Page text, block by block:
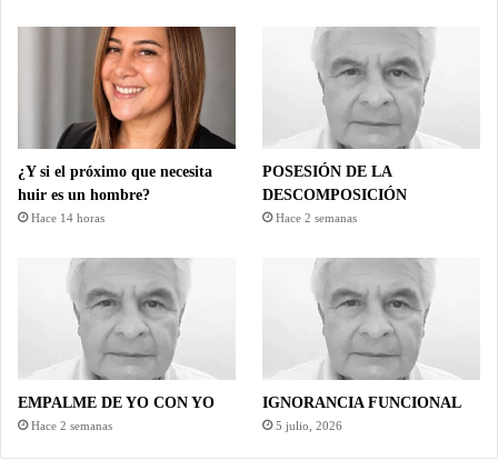
¿Y si el próximo que necesita
huir es un hombre?
Hace 14 horas
POSESIÓN DE LA
DESCOMPOSICIÓN
Hace 2 semanas
EMPALME DE YO CON YO
Hace 2 semanas
IGNORANCIA FUNCIONAL
5 julio, 2026